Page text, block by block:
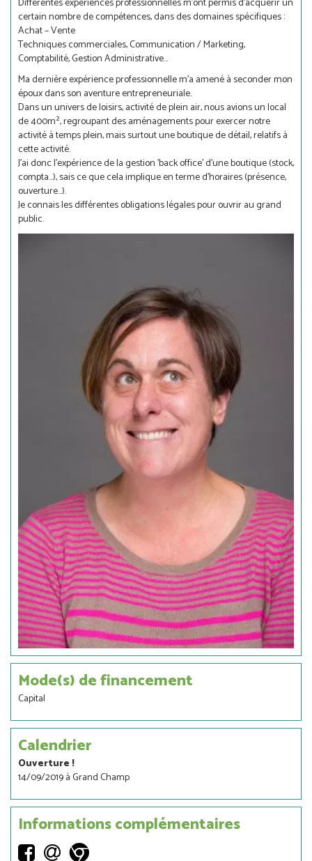
certain nombre de compétences, dans des domaines spécifiques :
Achat – Vente
Techniques commerciales, Communication / Marketing,
Comptabilité, Gestion Administrative...
Ma dernière expérience professionnelle m'a amené à seconder mon
époux dans son aventure entrepreneuriale.
Dans un univers de loisirs, activité de plein air, nous avions un local
de 400m², regroupant des aménagements pour exercer notre
activité à temps plein, mais surtout une boutique de détail, relatifs à
cette activité.
J'ai donc l'expérience de la gestion 'back office' d'une boutique (stock,
compta...), sais ce que cela implique en terme d'horaires (présence,
ouverture...).
Je connais les différentes obligations légales pour ouvrir au grand
public.
Mode(s) de financement
Capital
Calendrier
Ouverture !
14/09/2019 à Grand Champ
Informations complémentaires
Lien Lien
Lien